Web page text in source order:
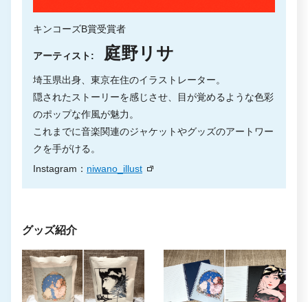
キンコーズB賞受賞者
アーティスト: 庭野リサ
埼玉県出身、東京在住のイラストレーター。
隠されたストーリーを感じさせ、目が覚めるような色彩
のポップな作風が魅力。
これまでに音楽関連のジャケットやグッズのアートワー
クを手がける。
Instagram： niwano_illust
グッズ紹介